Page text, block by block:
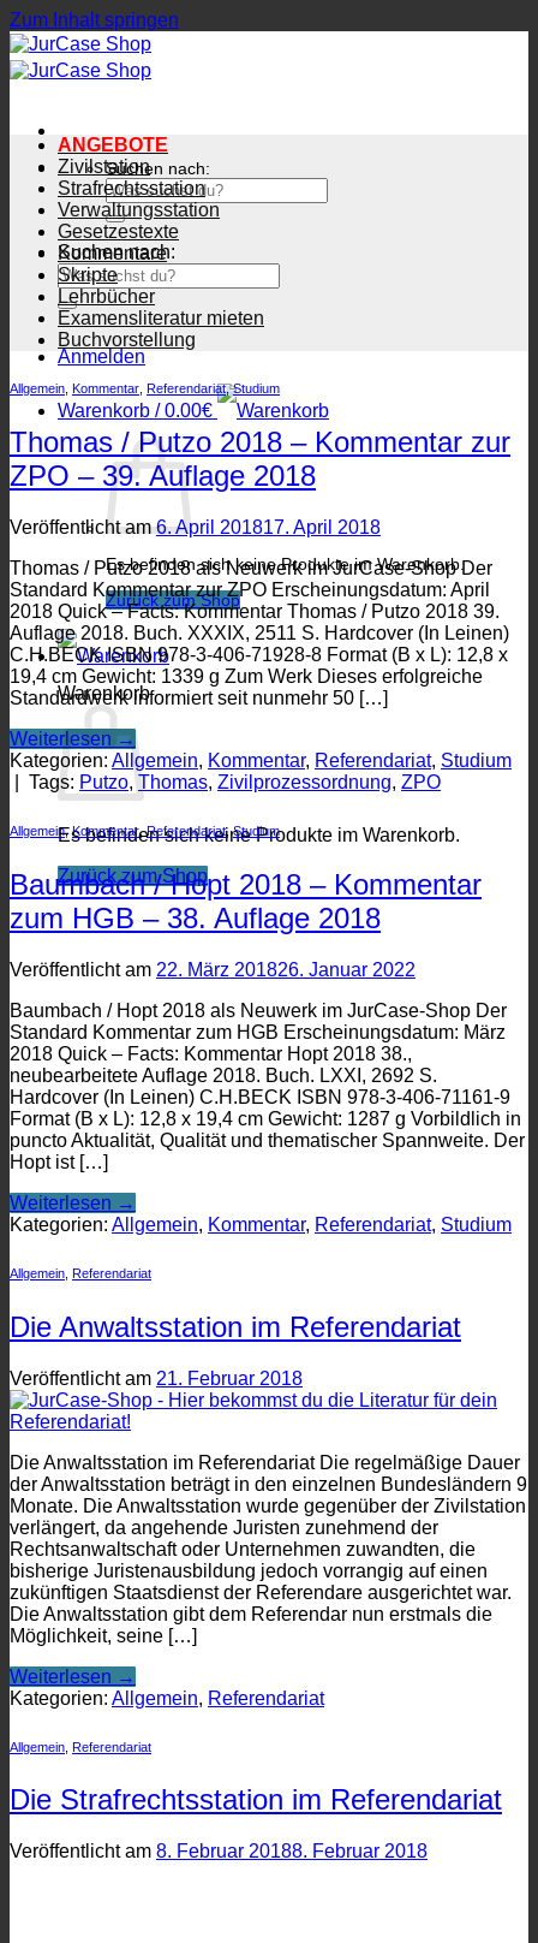
Zum Inhalt springen
Suchen nach:
Suchen nach:
Anmelden
Warenkorb /0.00€
Es befinden sich keine Produkte im Warenkorb.
Zurück zum Shop
Warenkorb
Es befinden sich keine Produkte im Warenkorb.
Zurück zum Shop
ANGEBOTE
Zivilstation
Strafrechtsstation
Verwaltungsstation
Gesetzestexte
Kommentare
Skripte
Lehrbücher
Examensliteratur mieten
Buchvorstellung
Allgemein Kommentar Referendariat,Studium
Thomas / Putzo 2018 – Kommentar zur
ZPO – 39. Auflage 2018
Veröffentlicht am6. April 201817. April 2018
Thomas / Putzo 2018 als Neuwerk im JurCase-Shop Der
Standard Kommentar zur ZPO Erscheinungsdatum: April
2018 Quick – Facts: Kommentar Thomas / Putzo 2018 39.
Auflage 2018. Buch. XXXIX, 2511 S. Hardcover (In Leinen)
C.H.BECK ISBN 978-3-406-71928-8 Format (B x L): 12,8 x
19,4 cm Gewicht: 1339 g Zum Werk Dieses erfolgreiche
Standardwerk informiert seit nunmehr 50 […]
Weiterlesen →
Kategorien: Allgemein, Kommentar, Referendariat, Studium
Tags: Putzo,Thomas, Zivilprozessordnung, ZPO
Allgemein,Kommentar,Referendariat,Studium
Baumbach / Hopt 2018 – Kommentar
zum HGB – 38. Auflage 2018
Veröffentlicht am 22. März 201826. Januar 2022
Baumbach / Hopt 2018 als Neuwerk im JurCase-Shop Der
Standard Kommentar zum HGB Erscheinungsdatum: März
2018 Quick – Facts: Kommentar Hopt 2018 38.,
neubearbeitete Auflage 2018. Buch. LXXI, 2692 S.
Hardcover (In Leinen) C.H.BECK ISBN 978-3-406-71161-9
Format (B x L): 12,8 x 19,4 cm Gewicht: 1287 g Vorbildlich in
puncto Aktualität, Qualität und thematischer Spannweite. Der
Hopt ist […]
Weiterlesen →
Kategorien: Allgemein, Kommentar, Referendariat, Studium
Allgemein Referendariat
Die Anwaltsstation im Referendariat
Veröffentlicht am 21. Februar 2018
Die Anwaltsstation im Referendariat Die regelmäßige Dauer
der Anwaltsstation beträgt in den einzelnen Bundesländern 9
Monate. Die Anwaltsstation wurde gegenüber der Zivilstation
verlängert, da angehende Juristen zunehmend der
Rechtsanwaltschaft oder Unternehmen zuwandten, die
bisherige Juristenausbildung jedoch vorrangig auf einen
zukünftigen Staatsdienst der Referendare ausgerichtet war.
Die Anwaltsstation gibt dem Referendar nun erstmals die
Möglichkeit, seine […]
Weiterlesen →
Kategorien: Allgemein, Referendariat
Allgemein Referendariat
Die Strafrechtsstation im Referendariat
Veröffentlicht am 8. Februar 20188. Februar 2018